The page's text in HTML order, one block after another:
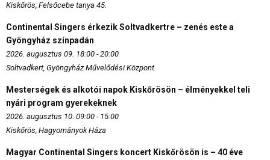
Kiskőrös, Felsőcebe tanya 45.
Continental Singers érkezik Soltvadkertre – zenés este a
Gyöngyház színpadán
2026. augusztus 09. 18:00 - 20:00
Soltvadkert, Gyöngyház Művelődési Központ
Mesterségek és alkotói napok Kiskőrösön – élményekkel teli
nyári program gyerekeknek
2026. augusztus 10. 09:00 - 15:00
Kiskőrös, Hagyományok Háza
Magyar Continental Singers koncert Kiskőrösön is – 40 éve